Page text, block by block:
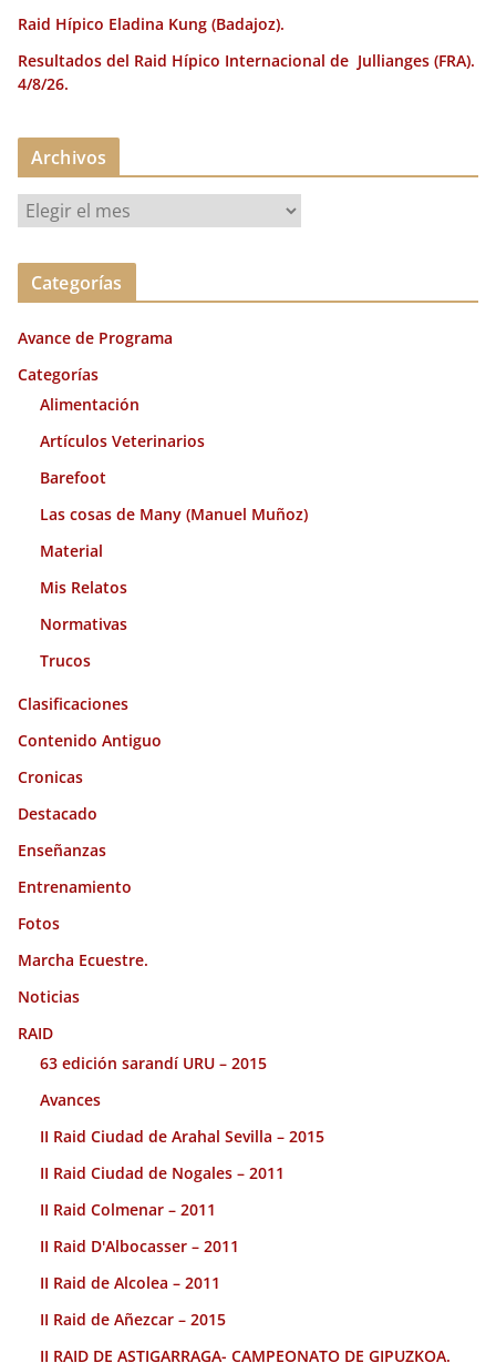
Raid Hípico Eladina Kung (Badajoz).
Resultados del Raid Hípico Internacional de Jullianges (FRA).
4/8/26.
Archivos
c
v
o
Categorías
Avance de Programa
Categorías
Alimentación
Artículos Veterinarios
Barefoot
Las cosas de Many (Manuel Muñoz)
Material
Mis Relatos
Normativas
Trucos
Clasificaciones
Contenido Antiguo
Cronicas
Destacado
Enseñanzas
Entrenamiento
Fotos
Marcha Ecuestre.
Noticias
RAID
63 edición sarandí URU – 2015
Avances
II Raid Ciudad de Arahal Sevilla – 2015
II Raid Ciudad de Nogales – 2011
II Raid Colmenar – 2011
II Raid D'Albocasser – 2011
II Raid de Alcolea – 2011
II Raid de Añezcar – 2015
II RAID DE ASTIGARRAGA- CAMPEONATO DE GIPUZKOA.